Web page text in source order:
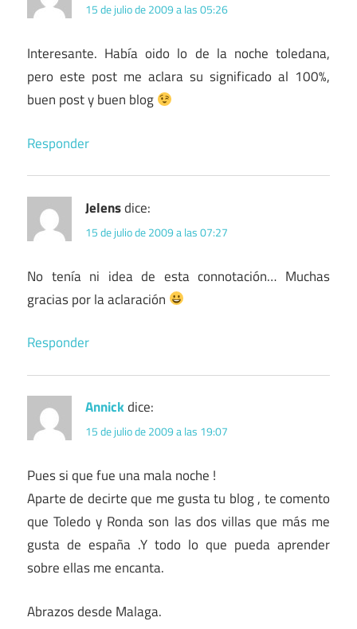
15 de julio de 2009 a las 05:26
Interesante. Había oido lo de la noche toledana,
pero este post me aclara su significado al 100%,
buen post y buen blog
Responder
Jelensdice:
15 de julio de 2009 a las 07:27
No tenía ni idea de esta connotación… Muchas
gracias por la aclaración
Responder
Annickdice:
15 de julio de 2009 a las 19:07
Pues si que fue una mala noche !
Aparte de decirte que me gusta tu blog , te comento
que Toledo y Ronda son las dos villas que más me
gusta de españa .Y todo lo que pueda aprender
sobre ellas me encanta.
Abrazos desde Malaga.